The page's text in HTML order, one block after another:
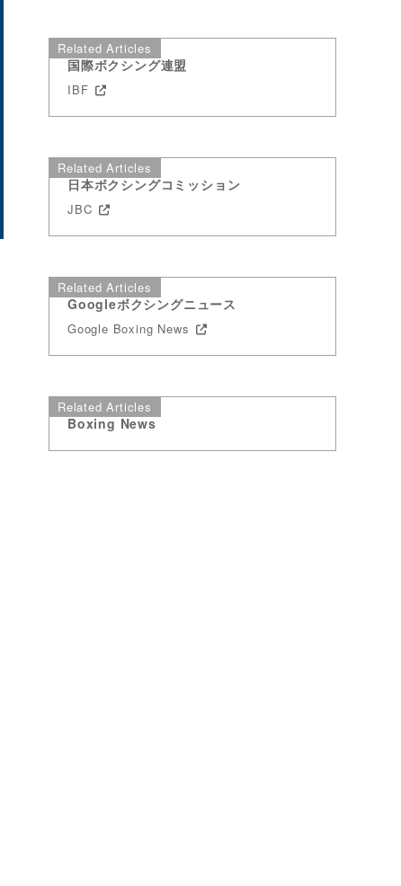
Related Articles
国際ボクシング連盟
IBF
Related Articles
日本ボクシングコミッション
JBC
Related Articles
Googleボクシングニュース
Google Boxing News
Related Articles
Boxing News